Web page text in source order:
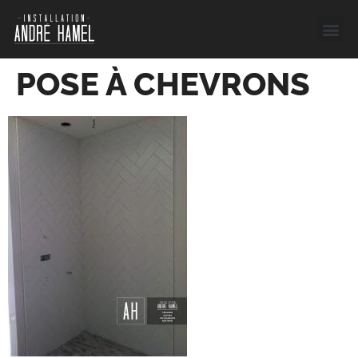
POSE À CHEVRONS